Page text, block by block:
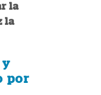
la
la
y
por